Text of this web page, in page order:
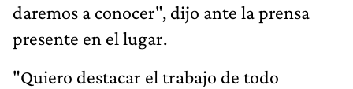
daremos a conocer", dijo ante la prensa
presente en el lugar.
"Quiero destacar el trabajo de todo